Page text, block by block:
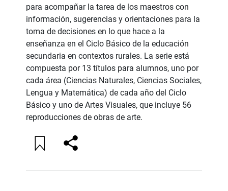
para acompañar la tarea de los maestros con
información, sugerencias y orientaciones para la
toma de decisiones en lo que hace a la
enseñanza en el Ciclo Básico de la educación
secundaria en contextos rurales. La serie está
compuesta por 13 títulos para alumnos, uno por
cada área (Ciencias Naturales, Ciencias Sociales,
Lengua y Matemática) de cada año del Ciclo
Básico y uno de Artes Visuales, que incluye 56
reproducciones de obras de arte.